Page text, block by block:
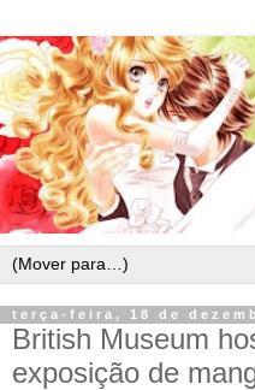
terça-feira, 18 de
British Museum
exposição de